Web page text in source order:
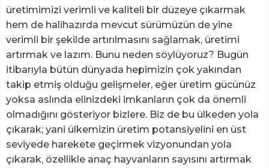
üretimimizi verimli ve kaliteli bir düzeye çıkarmak
hem de halihazırda mevcut sürümüzün de yine
verimli bir şekilde artırılmasını sağlamak, üretimi
artırmak ve lazım. Bunu neden söylüyoruz? Bugün
itibarıyla bütün dünyada hepimizin çok yakından
takip etmiş olduğu gelişmeler, eğer üretim gücünüz
yoksa aslında elinizdeki imkanların çok da önemli
olmadığını gösteriyor bizlere. Biz de bu ülkeden yola
çıkarak; yani ülkemizin üretim potansiyelini en üst
seviyede harekete geçirmek vizyonundan yola
çıkarak, özellikle anaç hayvanların sayısını artırmak